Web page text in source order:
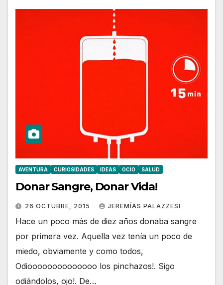
AVENTURA CURIOSIDADES IDEAS OCIO SALUD
Donar Sangre, Donar Vida!
26 OCTUBRE, 2015 JEREMÍAS PALAZZESI
Hace un poco más de diez años donaba sangre
por primera vez. Aquella vez tenía un poco de
miedo, obviamente y como todos,
Odioooooooooooooo los pinchazos!. Sigo
odiándolos, ojo!. De…